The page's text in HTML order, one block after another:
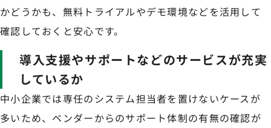
かどうかも、無料トライアルやデモ環境などを活用して
確認しておくと安心です。
導入支援やサポートなどのサービスが充実
しているか
中小企業では専任のシステム担当者を置けないケースが
多いため、ベンダーからのサポート体制の有無の確認が